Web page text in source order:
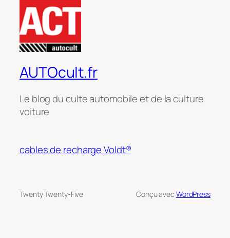
AUTOcult.fr
Le blog du culte automobile et de la culture
voiture
cables de recharge Voldt®
Twenty Twenty-Five Conçu avec WordPress